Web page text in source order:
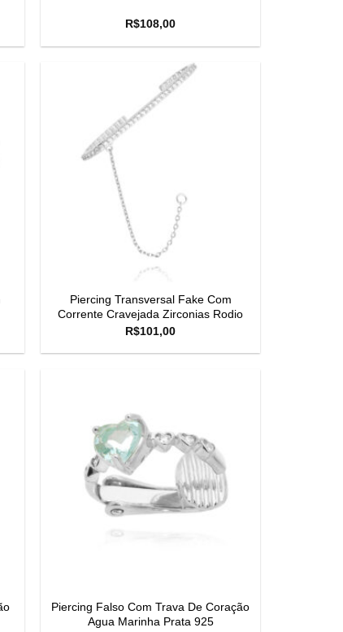
R$108,00
Piercing Transversal Fake Com
Corrente Cravejada Zirconias Rodio
R$101,00
Piercing Falso Com Trava De Coração
Agua Marinha Prata 925